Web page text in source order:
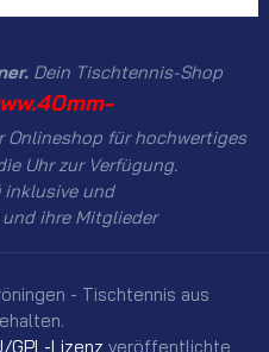
Dein Tischtennis-Shop
Onlineshop für hochwertiges
Uhr zur Verfügung.
inklusive und
ihre Mitglieder
- Tischtennis aus
GPL-Lizenz veröffentlichte